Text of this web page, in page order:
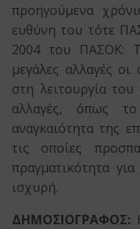
προηγούμενα
ευθύνη του τότε
2004 του ΠΑΣΟΚ:
μεγάλες αλλαγές
στη λειτουργία
αλλαγές, όπως
αναγκαιότητα της
τις οποίες
πραγματικότητα
ισχυρή.
ΔΗΜΟΣΙΟΓΡΑΦΟΣ: